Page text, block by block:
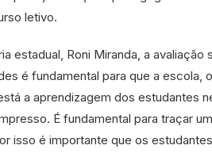
letivo.
estadual, Roni Miranda, a avaliação
é fundamental para que a escola,
a aprendizagem dos estudantes
É fundamental para traçar
isso é importante que os